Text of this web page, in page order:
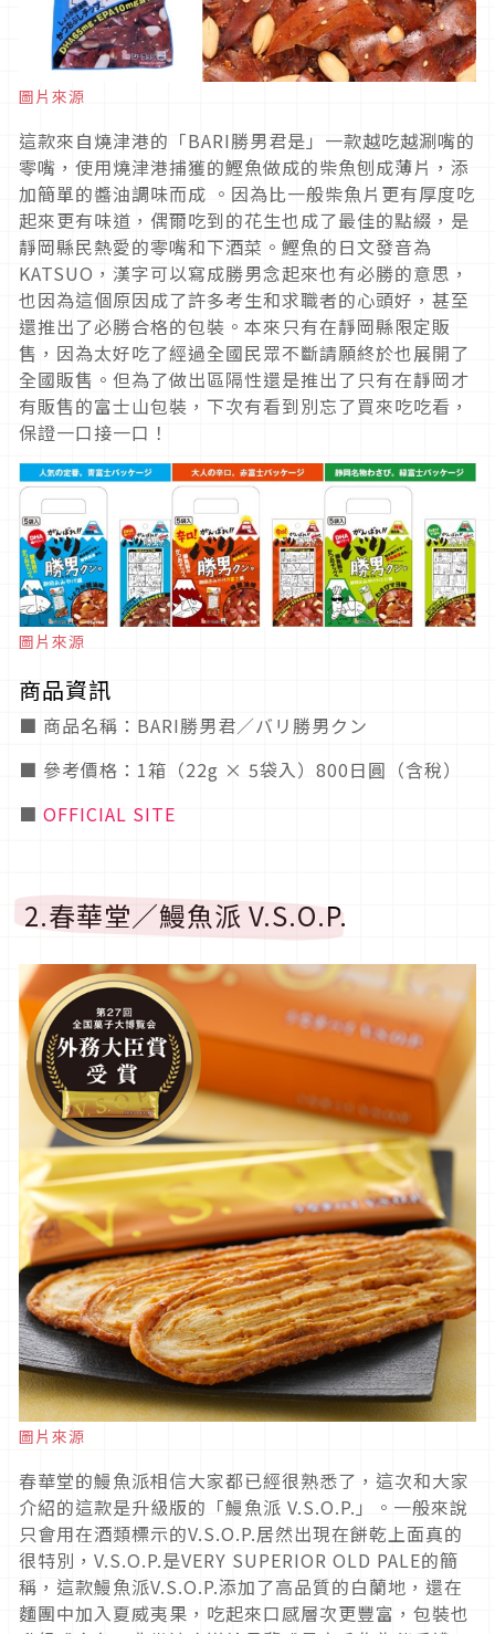
圖片來源
這款來自燒津港的「BARI勝男君是」一款越吃越涮嘴的
零嘴，使用燒津港捕獲的鰹魚做成的柴魚刨成薄片，添
加簡單的醬油調味而成 。因為比一般柴魚片更有厚度吃
起來更有味道，偶爾吃到的花生也成了最佳的點綴，是
靜岡縣民熱愛的零嘴和下酒菜。鰹魚的日文發音為
KATSUO，漢字可以寫成勝男念起來也有必勝的意思，
也因為這個原因成了許多考生和求職者的心頭好，甚至
還推出了必勝合格的包裝。本來只有在靜岡縣限定販
售，因為太好吃了經過全國民眾不斷請願終於也展開了
全國販售。但為了做出區隔性還是推出了只有在靜岡才
有販售的富士山包裝，下次有看到別忘了買來吃吃看，
保證一口接一口！
圖片來源
商品資訊
■ 商品名稱：BARI勝男君／バリ勝男クン
■ 參考價格：1箱（22g × 5袋入）800日圓（含稅）
■ OFFICIAL SITE
2.春華堂／鰻魚派 V.S.O.P.
圖片來源
春華堂的鰻魚派相信大家都已經很熟悉了，這次和大家
介紹的這款是升級版的「鰻魚派 V.S.O.P.」。一般來說
只會用在酒類標示的V.S.O.P.居然出現在餅乾上面真的
很特別，V.S.O.P.是VERY SUPERIOR OLD PALE的簡
稱，這款鰻魚派V.S.O.P.添加了高品質的白蘭地，還在
麵團中加入夏威夷果，吃起來口感層次更豐富，包裝也